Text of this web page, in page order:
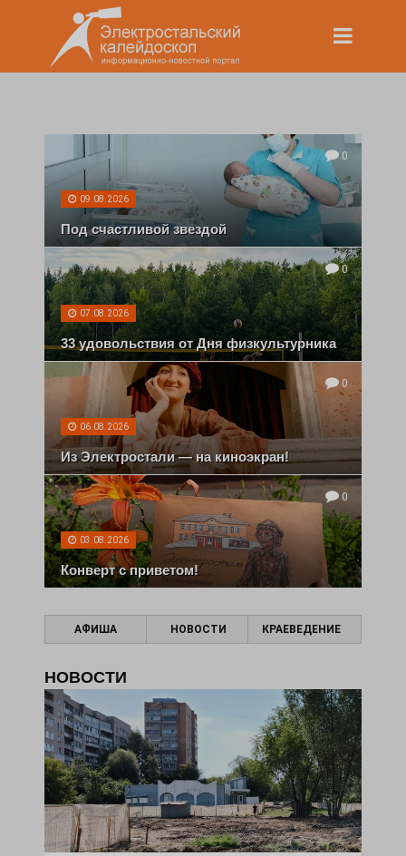
0
09.08.2026
Под счастливой звездой
0
07.08.2026
33 удовольствия от Дня физкультурника
0
06.08.2026
Из Электростали — на киноэкран!
0
03.08.2026
Конверт с приветом!
АФИША НОВОСТИ КРАЕВЕДЕНИЕ
НОВОСТИ